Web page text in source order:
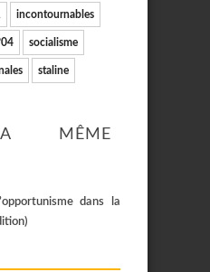
incontournables
socialisme
staline
MÊME
dans la